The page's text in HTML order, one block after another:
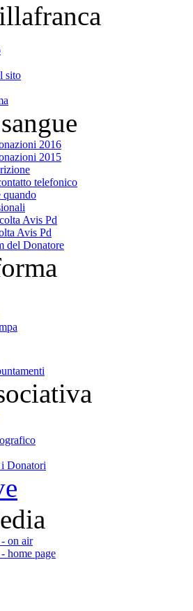
sito
2016
2015
telefonico
quando
Avis Pd
Avis Pd
del Donatore
i Donatori
on air
home page